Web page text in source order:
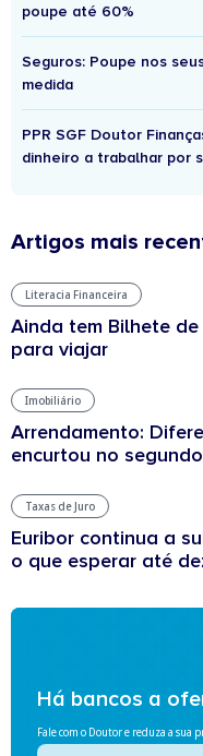
poupe até 60%
Seguros: Poupe nos
medida
PPR SGF Doutor
dinheiro a trabalhar por
Artigos mais
Literacia Financeira
Ainda tem Bilhete
para viajar
Imobiliário
Arrendamento:
encurtou no
Taxas de Juro
Euribor continua a
o que esperar até
Há bancos a
Fale com o Doutor e reduza a sua